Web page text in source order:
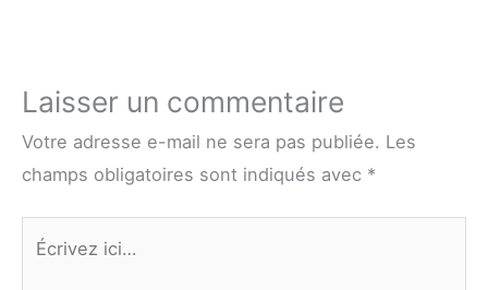
Laisser un commentaire
Votre adresse e-mail ne sera pas publiée. Les
champs obligatoires sont indiqués avec *
Écrivez